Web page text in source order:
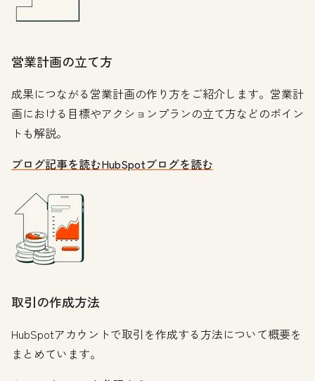
営業計画の立て方
成果につながる営業計画の作り方をご紹介します。営業計
画における目標やアクションプランの立て方などのポイン
トも解説。
ブログ記事を読むHubSpotブログを読む
取引の作成方法
HubSpotアカウントで取引を作成する方法について概要を
まとめています。